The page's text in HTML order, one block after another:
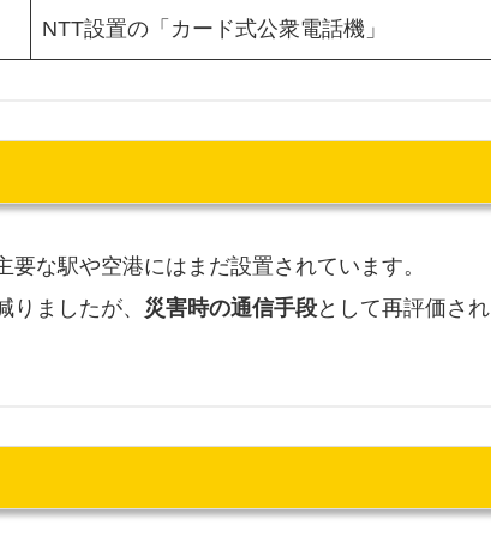
NTT設置の「カード式公衆電話機」
要な駅や空港にはまだ設置されています。
ましたが、 災害時の通信手段として再評価され